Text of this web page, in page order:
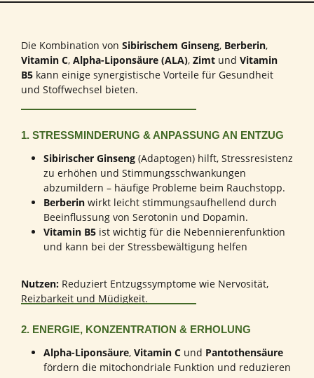
Die Kombination von Sibirischem Ginseng, Berberin,
Vitamin C, Alpha-Liponsäure (ALA), Zimt und Vitamin
B5 kann einige synergistische Vorteile für Gesundheit
und Stoffwechsel bieten.
1. STRESSMINDERUNG & ANPASSUNG AN ENTZUG
Sibirischer Ginseng (Adaptogen) hilft, Stressresistenz
zu erhöhen und Stimmungsschwankungen
abzumildern – häufige Probleme beim Rauchstopp.
Berberin wirkt leicht stimmungsaufhellend durch
Beeinflussung von Serotonin und Dopamin.
Vitamin B5 ist wichtig für die Nebennierenfunktion
und kann bei der Stressbewältigung helfen
Nutzen: Reduziert Entzugssymptome wie Nervosität,
Reizbarkeit und Müdigkeit.
2. ENERGIE, KONZENTRATION & ERHOLUNG
Alpha-Liponsäure, Vitamin C und Pantothensäure
fördern die mitochondriale Funktion und reduzieren